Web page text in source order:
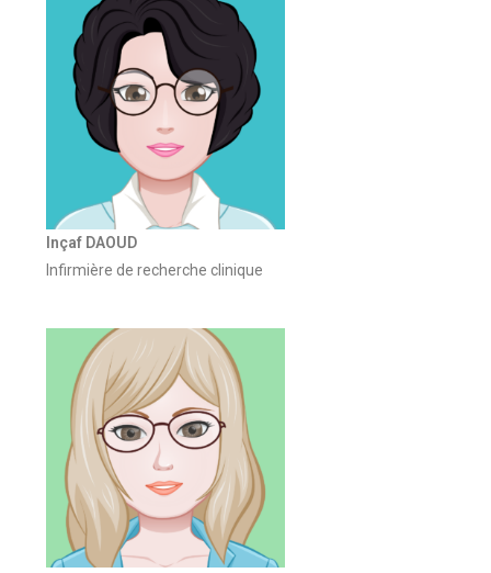
Inçaf DAOUD
Infirmière de recherche clinique